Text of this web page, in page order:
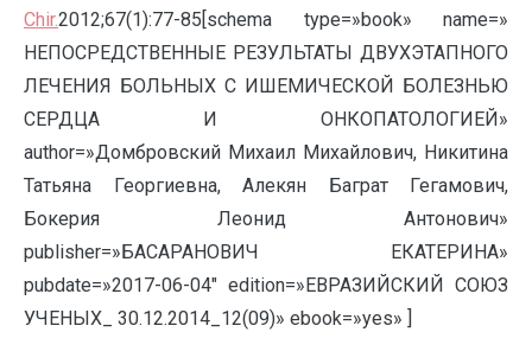
Chir.2012;67(1):77-85[schema type=»book» name=»
НЕПОСРЕДСТВЕННЫЕ РЕЗУЛЬТАТЫ ДВУХЭТАПНОГО
ЛЕЧЕНИЯ БОЛЬНЫХ С ИШЕМИЧЕСКОЙ БОЛЕЗНЬЮ
СЕРДЦА И ОНКОПАТОЛОГИЕЙ»
author=»Домбровский Михаил Михайлович, Никитина
Татьяна Георгиевна, Алекян Баграт Гегамович,
Бокерия Леонид Антонович»
publisher=»БАСАРАНОВИЧ ЕКАТЕРИНА»
pubdate=»2017-06-04″ edition=»ЕВРАЗИЙСКИЙ СОЮЗ
УЧЕНЫХ_ 30.12.2014_12(09)» ebook=»yes» ]